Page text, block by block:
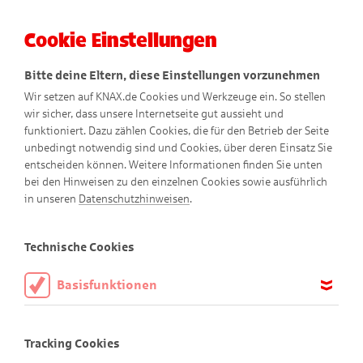
Basteltipps
Bastel dir die KNAX-Welt!
Cookie Einstellungen
Bitte deine Eltern, diese Einstellungen vorzunehmen
Wir setzen auf KNAX.de Cookies und Werkzeuge ein. So stellen
wir sicher, dass unsere Internetseite gut aussieht und
funktioniert. Dazu zählen Cookies, die für den Betrieb der Seite
unbedingt notwendig sind und Cookies, über deren Einsatz Sie
entscheiden können. Weitere Informationen finden Sie unten
bei den Hinweisen zu den einzelnen Cookies sowie ausführlich
in unseren Datenschutzhinweisen.
Technische Cookies
Basisfunktionen
aktiviert sein.
Tracking Cookies